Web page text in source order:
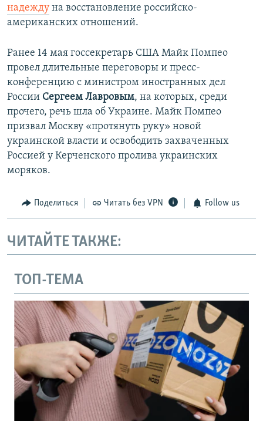
надежду на восстановление российско-
американских отношений.
Ранее 14 мая госсекретарь США Майк Помпео
провел длительные переговоры и пресс-
конференцию с министром иностранных дел
России Сергеем Лавровым, на которых, среди
прочего, речь шла об Украине. Майк Помпео
призвал Москву «протянуть руку» новой
украинской власти и освободить захваченных
Россией у Керченского пролива украинских
моряков.
Поделиться Читать без VPN Follow us
ЧИТАЙТЕ ТАКЖЕ:
ТОП-ТЕМА